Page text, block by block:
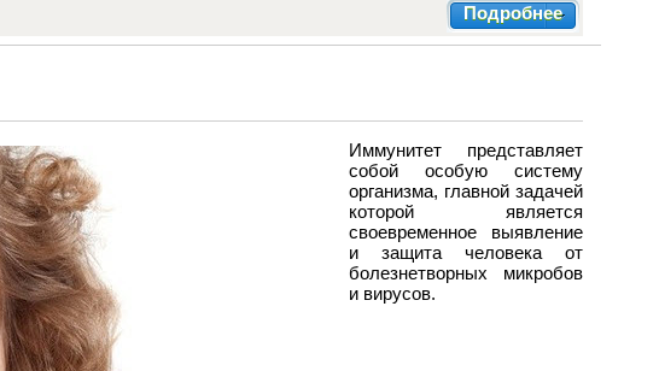
Подробнее
Иммунитет представляет
собой особую систему
организма, главной задачей
которой является
своевременное выявление
и защита человека от
болезнетворных микробов
и вирусов.